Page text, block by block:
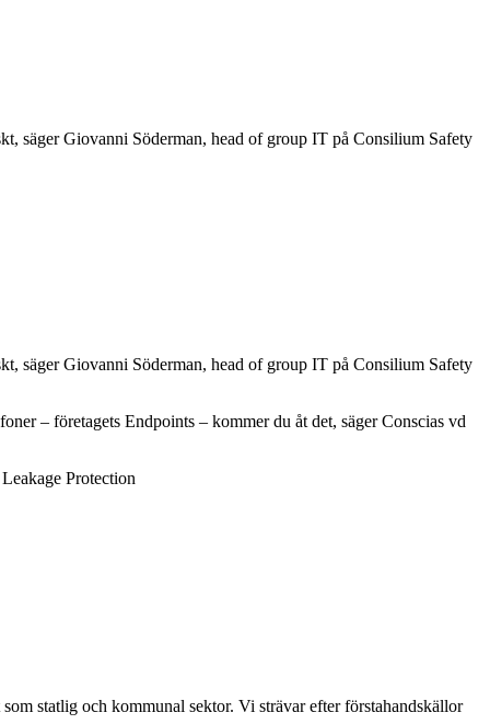
säger Giovanni Söderman, head of group IT på Consilium Safety
säger Giovanni Söderman, head of group IT på Consilium Safety
– företagets Endpoints – kommer du åt det, säger Conscias vd
Protection
statlig och kommunal sektor. Vi strävar efter förstahandskällor